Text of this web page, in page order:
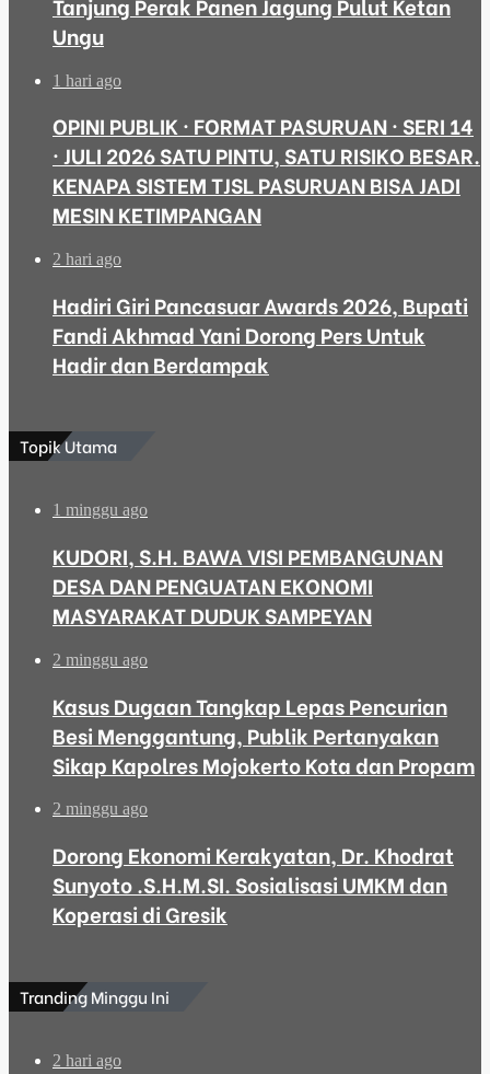
Ungu
1 hari ago
OPINI PUBLIK · FORMAT PASURUAN · SERI 14
· JULI 2026 SATU PINTU, SATU RISIKO BESAR.
KENAPA SISTEM TJSL PASURUAN BISA JADI
MESIN KETIMPANGAN
2 hari ago
Hadiri Giri Pancasuar Awards 2026, Bupati
Fandi Akhmad Yani Dorong Pers Untuk
Hadir dan Berdampak
Topik Utama
1 minggu ago
KUDORI, S.H. BAWA VISI PEMBANGUNAN
DESA DAN PENGUATAN EKONOMI
MASYARAKAT DUDUK SAMPEYAN
2 minggu ago
Kasus Dugaan Tangkap Lepas Pencurian
Besi Menggantung, Publik Pertanyakan
Sikap Kapolres Mojokerto Kota dan Propam
2 minggu ago
Dorong Ekonomi Kerakyatan, Dr. Khodrat
Sunyoto .S.H.M.SI. Sosialisasi UMKM dan
Koperasi di Gresik
Tranding Minggu Ini
2 hari ago